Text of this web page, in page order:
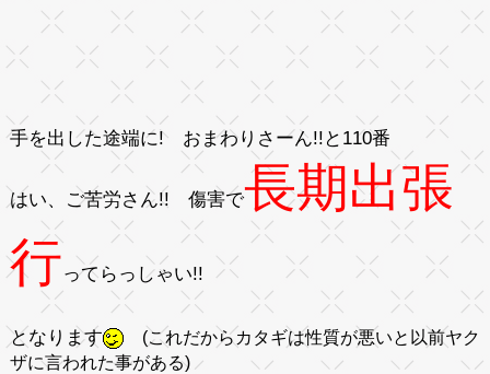
手を出した途端に! おまわりさーん!!と110番
はい、ご苦労さん!! 傷害で長期出張
行ってらっしゃい!!
となります
(これだからカタギは性質が悪いと以前ヤク
ザに言われた事がある)